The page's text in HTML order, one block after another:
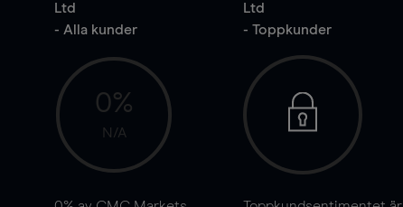
Ltd
- Alla kunder
0%
N/A
Ltd
- Toppkunder